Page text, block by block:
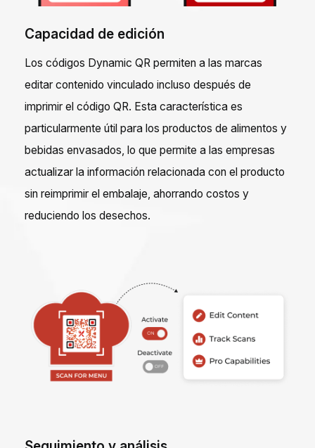
Capacidad de edición
Los códigos Dynamic QR permiten a las marcas
editar contenido vinculado incluso después de
imprimir el código QR. Esta característica es
particularmente útil para los productos de alimentos y
bebidas envasados, lo que permite a las empresas
actualizar la información relacionada con el producto
sin reimprimir el embalaje, ahorrando costos y
reduciendo los desechos.